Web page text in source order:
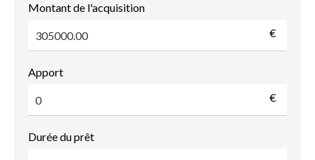
Montant de l'acquisition
€
Apport
€
Durée du prêt